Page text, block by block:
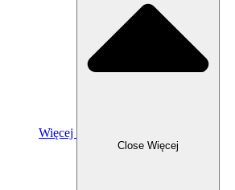
Więcej
Close Więcej